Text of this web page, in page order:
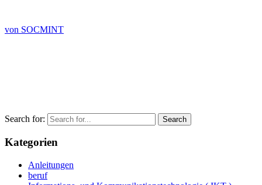
von SOCMINT
Search for:
Kategorien
Anleitungen
beruf